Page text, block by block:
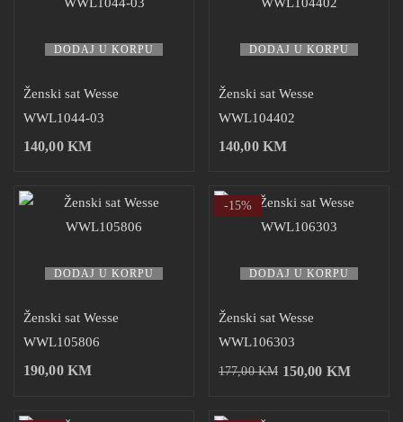
DODAJ U KORPU
Ženski sat Wesse
WWL1044-03
140,00 KM
DODAJ U KORPU
Ženski sat Wesse
WWL104402
140,00 KM
DODAJ U KORPU
Ženski sat Wesse
WWL105806
190,00 KM
DODAJ U KORPU
-15%
Ženski sat Wesse
WWL106303
177,00KM 150,00 KM